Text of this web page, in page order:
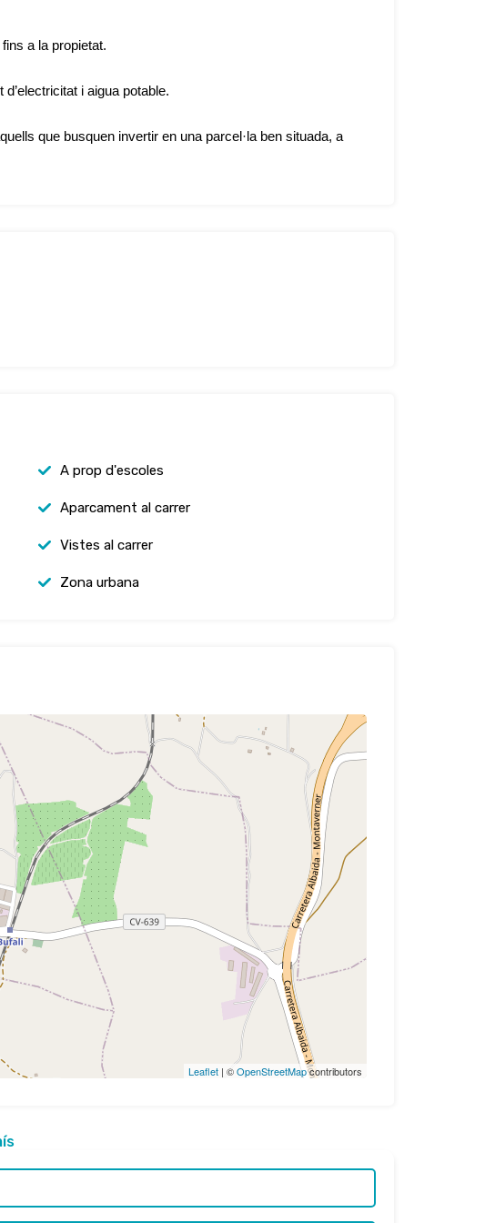
a la propietat.
i aigua potable.
que busquen invertir en una parcel·la ben situada, a
A prop d'escoles
Aparcament al carrer
Vistes al carrer
Zona urbana
Leaflet | ©OpenStreetMapcontributors